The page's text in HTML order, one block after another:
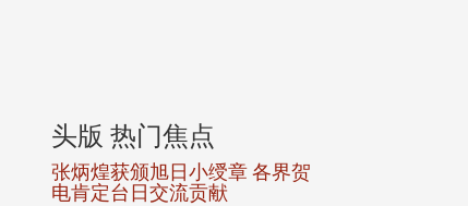
头版 热门焦点
张炳煌获颁旭日小绶章 各界贺
电肯定台日交流贡献